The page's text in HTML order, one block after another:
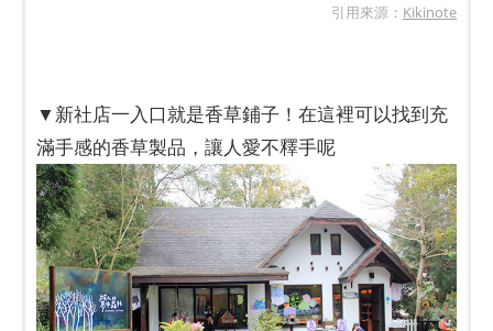
引用來源： Kikinote
▼新社店一入口就是香草鋪子！在這裡可以找到充
滿手感的香草製品，讓人愛不釋手呢